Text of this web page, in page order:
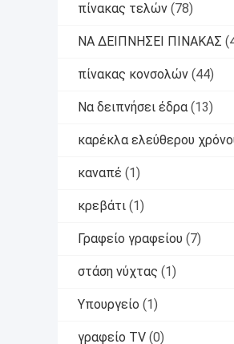
πίνακας τελών (78)
ΝΑ ΔΕΙΠΝΗΣΕΙ ΠΙΝΑΚΑΣ
πίνακας κονσολών (44)
Να δειπνήσει έδρα (13)
καρέκλα ελεύθερου
καναπέ (1)
κρεβάτι (1)
Γραφείο γραφείου (7)
στάση νύχτας (1)
Υπουργείο (1)
γραφείο TV (0)